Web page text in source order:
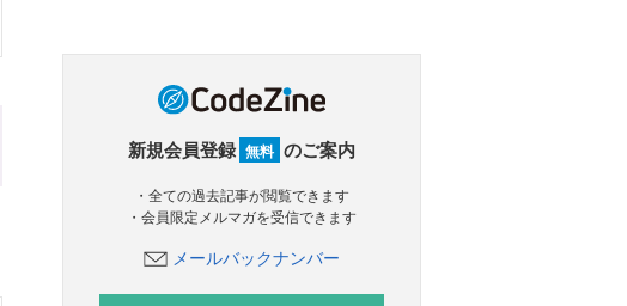
新規会員登録 無料 のご案内
・全ての過去記事が閲覧できます
・会員限定メルマガを受信できます
メールバックナンバー